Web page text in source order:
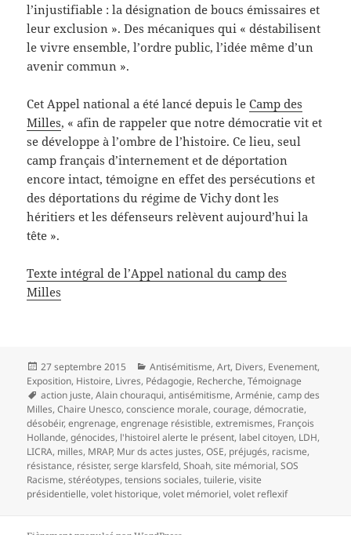
l’injustifiable : la désignation de boucs émissaires et
leur exclusion ». Des mécaniques qui « déstabilisent
le vivre ensemble, l’ordre public, l’idée même d’un
avenir commun ».
Cet Appel national a été lancé depuis leCamp des
Milles, « afin de rappeler que notre démocratie vit et
se développe à l’ombre de l’histoire. Ce lieu, seul
camp français d’internement et de déportation
encore intact, témoigne en effet des persécutions et
des déportations du régime de Vichy dont les
héritiers et les défenseurs relèvent aujourd’hui la
tête ».
Texte intégral de l’Appel national du camp des
Milles
Publié
le
27 septembre 2015 Catégories
Antisémitisme,Art, Divers, Evenement,
Exposition, Histoire, Livres, Pédagogie, Recherche,Témoignage
Mots-
clés
action juste,Alain chouraqui,antisémitisme,Arménie,camp des
Milles,Chaire Unesco,conscience morale,courage,démocratie,
désobéir,engrenage,engrenage résistible,extremismes, François
Hollande,génocides, l'histoirel alerte le présent, label citoyen, LDH,
LICRA, milles, MRAP, Mur ds actes justes,OSE, préjugés, racisme,
résistance, résister,serge klarsfeld,Shoah,site mémorial,SOS
Racisme,stéréotypes,tensions sociales,tuilerie,visite
présidentielle,volet historique,volet mémoriel,volet reflexif